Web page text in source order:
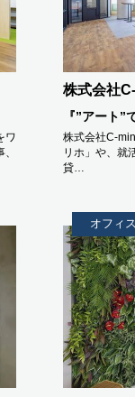
ワ
株式会社
『”アート
株式会社C-
リホ」や、就
貸…
オフィ